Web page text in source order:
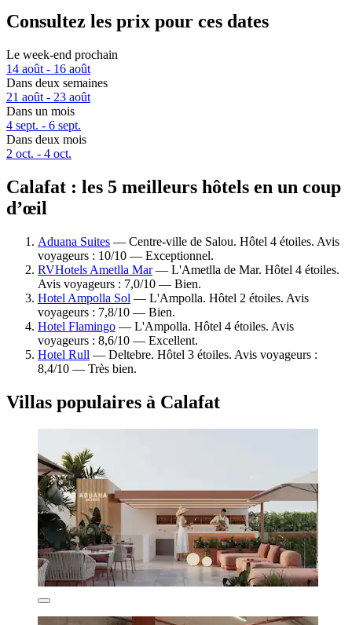
Consultez les prix pour ces dates
Le week-end prochain
14 août - 16 août
Dans deux semaines
21 août - 23 août
Dans un mois
4 sept. - 6 sept.
Dans deux mois
2 oct. - 4 oct.
Calafat : les 5 meilleurs hôtels en un coup
d’œil
Aduana Suites — Centre-ville de Salou. Hôtel 4 étoiles. Avis
voyageurs : 10/10 — Exceptionnel.
RVHotels Ametlla Mar— L'Ametlla de Mar. Hôtel 4 étoiles.
Avis voyageurs : 7,0/10 — Bien.
Hotel Ampolla Sol — L'Ampolla. Hôtel 2 étoiles. Avis
voyageurs : 7,8/10 — Bien.
Hotel Flamingo — L'Ampolla. Hôtel 4 étoiles. Avis
voyageurs : 8,6/10 — Excellent.
Hotel Rull — Deltebre. Hôtel 3 étoiles. Avis voyageurs :
8,4/10 — Très bien.
Villas populaires à Calafat